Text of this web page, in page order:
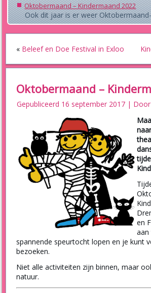
Oktobermaand – Kindermaand 2022
Ook dit jaar is er weer
« Beleef en Doe Festival in Exloo
Oktobermaand –
Gepubliceerd 16 september 2017 | Door
en
aan
spannende speurtocht lopen en je kunt
bezoeken.
Niet alle activiteiten zijn binnen, maar
natuur.